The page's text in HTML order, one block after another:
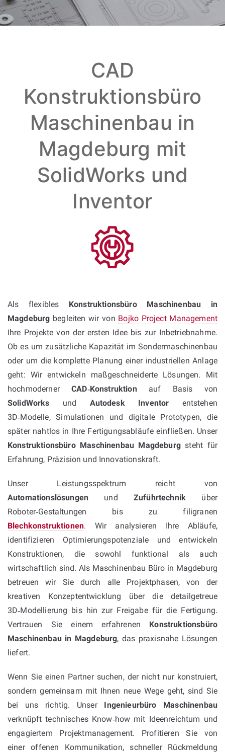
CAD
Konstruktionsbüro
Maschinenbau in
Magdeburg mit
SolidWorks und
Inventor
Als flexibles Konstruktionsbüro Maschinenbau in
Magdeburg begleiten wir von Bojko Project Management
Ihre Projekte von der ersten Idee bis zur Inbetriebnahme.
Ob es um zusätzliche Kapazität im Sondermaschinenbau
oder um die komplette Planung einer industriellen Anlage
geht: Wir entwickeln maßgeschneiderte Lösungen. Mit
hochmodernerCAD‑Konstruktionauf Basis von
SolidWorks und Autodesk Inventor entstehen
3D‑Modelle, Simulationen und digitale Prototypen, die
später nahtlos in Ihre Fertigungsabläufe einfließen. Unser
Konstruktionsbüro Maschinenbau Magdeburgsteht für
Erfahrung, Präzision und Innovationskraft.
Unser Leistungsspektrum reicht von
Automationslösungen undZuführtechnik über
Roboter‑Gestaltungen bis zu filigranen
Blechkonstruktionen. Wir analysieren Ihre Abläufe,
identifizieren Optimierungspotenziale und entwickeln
Konstruktionen, die sowohl funktional als auch
wirtschaftlich sind. Als Maschinenbau Büro in Magdeburg
betreuen wir Sie durch alle Projektphasen, von der
kreativen Konzeptentwicklung über die detailgetreue
3D‑Modellierung bis hin zur Freigabe für die Fertigung.
Vertrauen Sie einem erfahrenen Konstruktionsbüro
Maschinenbau in Magdeburg, das praxisnahe Lösungen
liefert.
Wenn Sie einen Partner suchen, der nicht nur konstruiert,
sondern gemeinsam mit Ihnen neue Wege geht, sind Sie
bei uns richtig. Unser Ingenieurbüro Maschinenbau
verknüpft technisches Know‑how mit Ideenreichtum und
engagiertem Projektmanagement. Profitieren Sie von
einer offenen Kommunikation, schneller Rückmeldung